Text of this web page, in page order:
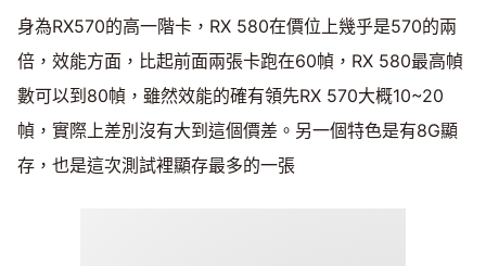
身為RX570的高一階卡，RX 580在價位上幾乎是570的兩
倍，效能方面，比起前面兩張卡跑在60幀，RX 580最高幀
數可以到80幀，雖然效能的確有領先RX 570大概10~20
幀，實際上差別沒有大到這個價差。另一個特色是有8G顯
存，也是這次測試裡顯存最多的一張